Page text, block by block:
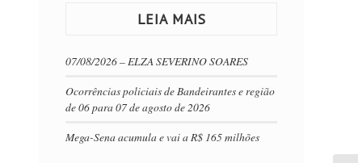
LEIA MAIS
07/08/2026 – ELZA SEVERINO SOARES
Ocorrências policiais de Bandeirantes e região
de 06 para 07 de agosto de 2026
Mega-Sena acumula e vai a R$ 165 milhões